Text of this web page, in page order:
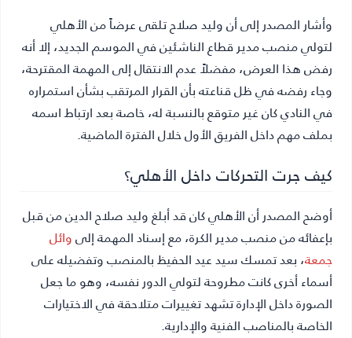
وأشار المصدر إلى أن وليد صلاح تلقى عرضاً من الأهلي
لتولي منصب مدير قطاع الناشئين في الموسم الجديد، إلا أنه
رفض هذا العرض، مفضلاً عدم الانتقال إلى المهمة المقترحة،
وجاء رفضه في ظل قناعته بأن القرار المرتقب بشأن استمراره
في النادي كان غير متوقع بالنسبة له، خاصة بعد ارتباط اسمه
بملف مهم داخل الفريق الأول خلال الفترة الماضية.
كيف جرت التحركات داخل الأهلي؟
أوضح المصدر أن الأهلي كان قد أبلغ وليد صلاح الدين من قبل
بإعفائه من منصب مدير الكرة، مع إسناد المهمة إلىوائل
جمعة، بعد تمسك سيد عيد الحفيظ بالمنصب وتفضيله على
أسماء أخرى كانت مطروحة لتولي الدور نفسه، وهو ما جعل
الصورة داخل الإدارة تشهد تغييرات متلاحقة في الاختيارات
الخاصة بالمناصب الفنية والإدارية.